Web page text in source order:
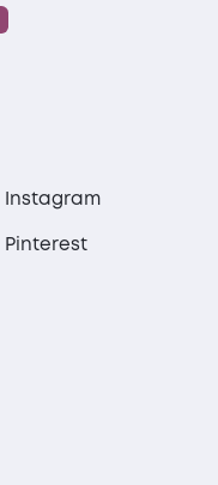
Instagram
Pinterest